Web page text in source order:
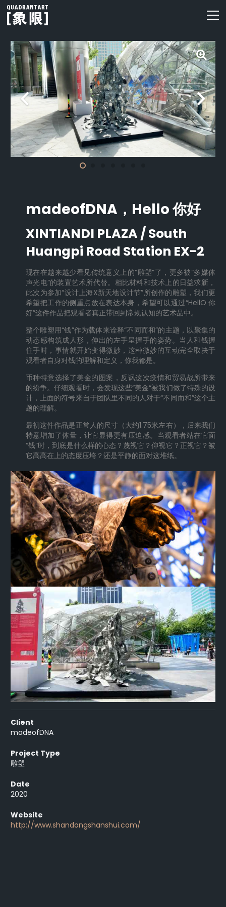
madeofDNA，Hello 你好
XINTIANDI PLAZA / South
Huangpi Road Station EX-2
现在在越来越少看见传统意义上的“雕塑”了，更多被“多媒体
声光电”的装置艺术所代替。相比材料和技术上的日益求新，
此次为参加“设计上海X新天地设计节”所创作的雕塑，我们更
希望把工作的侧重点放在表达本身，希望可以通过“HellO 你
好”这件作品把观看者真正带回到常规认知的艺术品中。
整个雕塑用“钱”作为载体来诠释“不同而和”的主题，以聚集的
动态感构筑成人形，伸出的左手呈握手的姿势。当人和钱握
住手时，事情就开始变得微妙，这种微妙的互动完全取决于
观看者自身对钱的理解和定义，你我都是。
币种特意选择了美金的图案，反讽这次疫情和贸易战所带来
的纷争。仔细观看时，会发现这些“美金“被我们做了特殊的设
计，上面的符号来自于团队里不同的人对于“不同而和”这个主
题的理解。
最初这件作品是正常人的尺寸（大约1.75米左右），后来我们
特意增加了体量，让它显得更有压迫感。当观看者站在它面
“钱”时，到底是什么样的心态？蔑视它？仰视它？正视它？被
它高高在上的态度压垮？还是平静的面对这堆纸。
Client
madeofDNA
Project Type
雕塑
Date
2020
Website
http://www.shandongshanshui.com/